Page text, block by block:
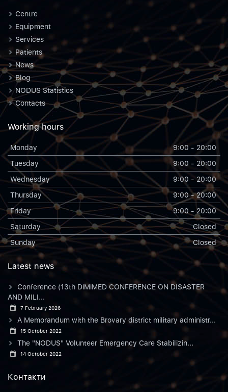
Centre
Equipment
Services
Patients
News
Blog
NODUS Statistics
Contacts
Working hours
Monday
9:00 - 20:00
Tuesday
9:00 - 20:00
Wednesday
9:00 - 20:00
Thursday
9:00 - 20:00
Friday
9:00 - 20:00
Saturday
Closed
Sunday
Closed
Latest news
Conference (13th DiMiMED CONFERENCE ON DISASTER
AND MILI...
7 February 2026
A Memorandum with the Brovary district military administr...
15 October 2022
The "NODUS" Volunteer Emergency Care Stabilizin...
14 October 2022
Контакти